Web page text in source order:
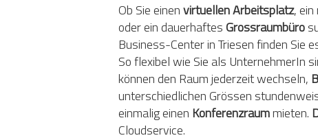
Ob Sie einenvirtuellen Arbeitsplatz, ein
oder ein dauerhaftesGrossraumbüro
Business-Center in Triesen finden Sie
So flexibel wie Sie als UnternehmerIn
können den Raum jederzeit wechseln,
unterschiedlichen Grössen
einmalig einen Konferenzraummieten.
Cloudservice.